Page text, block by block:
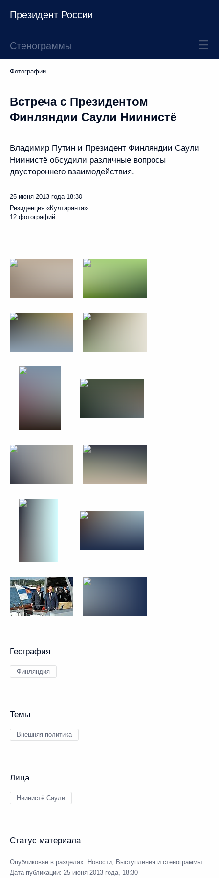
Президент России
Стенограммы
Фотографии
Встреча с Президентом
Финляндии Саули Ниинистё
Владимир Путин и Президент Финляндии Саули
Ниинистё обсудили различные вопросы
двустороннего взаимодействия.
25 июня 2013 года 18:30
Резиденция «Култаранта»
12 фотографий
География
Финляндия
Темы
Внешняя политика
Лица
Ниинистё Саули
Статус материала
Опубликован в разделах: Новости, Выступления и стенограммы
Дата публикации: 25 июня 2013 года, 18:30